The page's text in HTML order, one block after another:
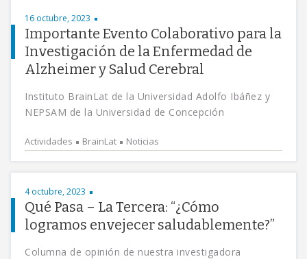
16 octubre, 2023
Importante Evento Colaborativo para la
Investigación de la Enfermedad de
Alzheimer y Salud Cerebral
Instituto BrainLat de la Universidad Adolfo Ibáñez y
NEPSAM de la Universidad de Concepción
Actividades BrainLat Noticias
4 octubre, 2023
Qué Pasa – La Tercera: “¿Cómo
logramos envejecer saludablemente?”
Columna de opinión de nuestra investigadora